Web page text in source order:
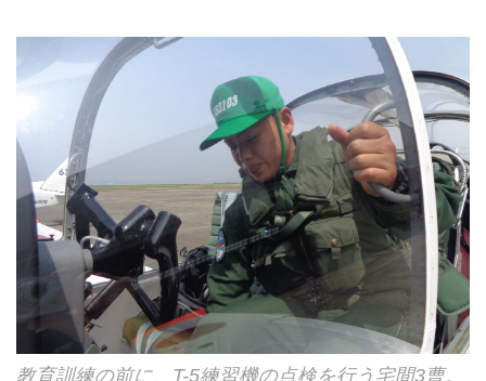
教育訓練の前に、T-5練習機の点検を行う宅間3曹。